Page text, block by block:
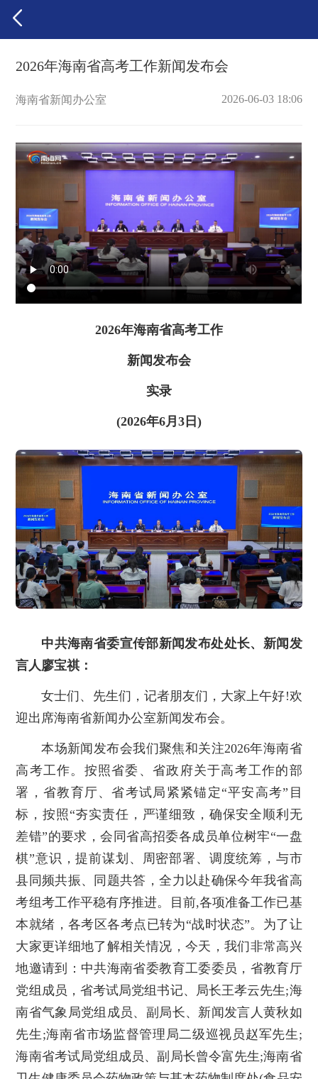
2026年海南省高考工作新闻发布会
海南省新闻办公室 2026-06-03 18:06
2026年海南省高考工作
新闻发布会
实录
(2026年6月3日)
中共海南省委宣传部新闻发布处处长、新闻发
言人廖宝祺：
女士们、先生们，记者朋友们，大家上午好!欢
迎出席海南省新闻办公室新闻发布会。
本场新闻发布会我们聚焦和关注2026年海南省
高考工作。按照省委、省政府关于高考工作的部
署，省教育厅、省考试局紧紧锚定“平安高考”目
标，按照“夯实责任，严谨细致，确保安全顺利无
差错”的要求，会同省高招委各成员单位树牢“一盘
棋”意识，提前谋划、周密部署、调度统筹，与市
县同频共振、同题共答，全力以赴确保今年我省高
考组考工作平稳有序推进。目前,各项准备工作已基
本就绪，各考区各考点已转为“战时状态”。为了让
大家更详细地了解相关情况，今天，我们非常高兴
地邀请到：中共海南省委教育工委委员，省教育厅
党组成员，省考试局党组书记、局长王孝云先生;海
南省气象局党组成员、副局长、新闻发言人黄秋如
先生;海南省市场监督管理局二级巡视员赵军先生;
海南省考试局党组成员、副局长曾令富先生;海南省